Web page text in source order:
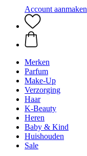
Account aanmaken
Merken
Parfum
Make-Up
Verzorging
Haar
K-Beauty
Heren
Baby & Kind
Huishouden
Sale